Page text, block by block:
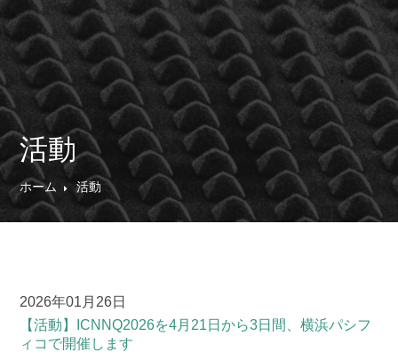
活動
ホーム 活動
2026年01月26日
【活動】
ICNNQ2026を4月21日から3日間、横浜パシフ
ィコで開催します